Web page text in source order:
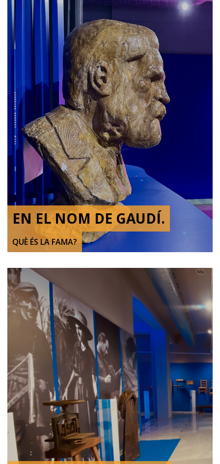
EN EL NOM DE GAUDÍ.
QUÈ ÉS LA FAMA?